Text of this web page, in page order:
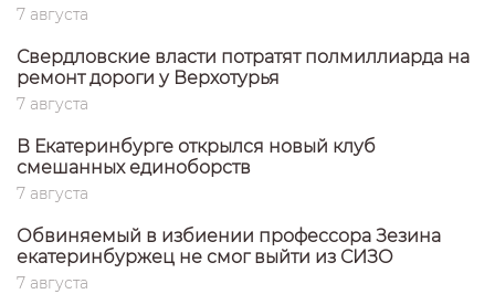
7 августа
Свердловские власти потратят полмиллиарда на
ремонт дороги у Верхотурья
7 августа
В Екатеринбурге открылся новый клуб
смешанных единоборств
7 августа
Обвиняемый в избиении профессора Зезина
екатеринбуржец не смог выйти из СИЗО
7 августа